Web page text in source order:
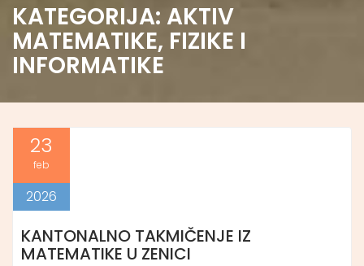
KATEGORIJA: AKTIV
MATEMATIKE, FIZIKE I
INFORMATIKE
23
feb
2026
KANTONALNO TAKMIČENJE IZ
MATEMATIKE U ZENICI